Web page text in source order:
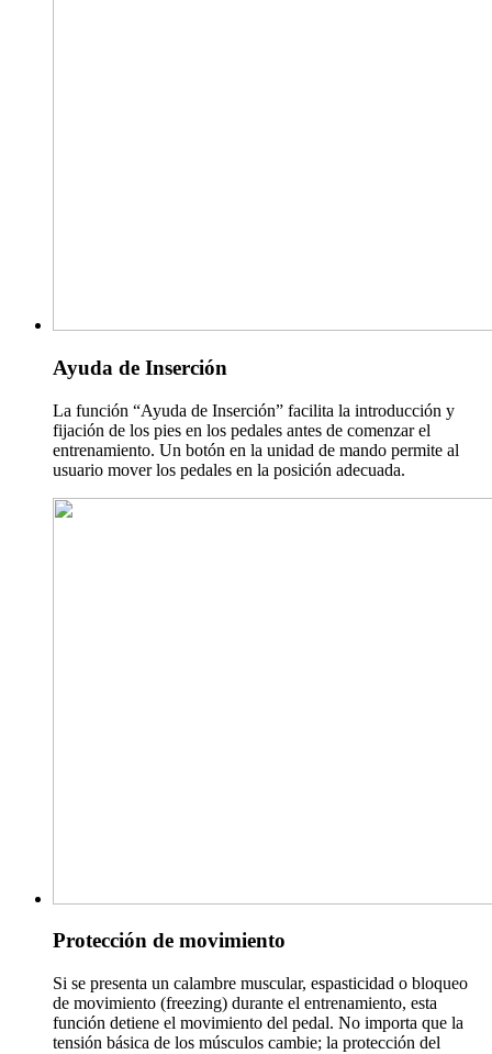
Ayuda de Inserción
La función “Ayuda de Inserción” facilita la introducción y
fijación de los pies en los pedales antes de comenzar el
entrenamiento. Un botón en la unidad de mando permite al
usuario mover los pedales en la posición adecuada.
Protección de movimiento
Si se presenta un calambre muscular, espasticidad o bloqueo
de movimiento (freezing) durante el entrenamiento, esta
función detiene el movimiento del pedal. No importa que la
tensión básica de los músculos cambie; la protección del